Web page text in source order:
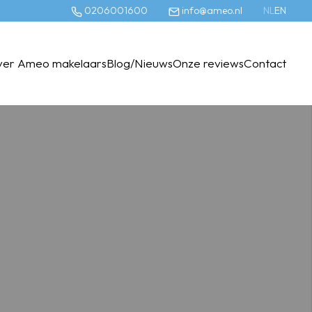
0206001600 info@ameo.nl NLEN
Ameo makelaarsBlog/NieuwsOnze reviewsContact